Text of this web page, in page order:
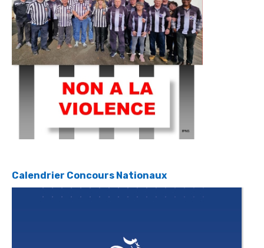
Calendrier Concours Nationaux